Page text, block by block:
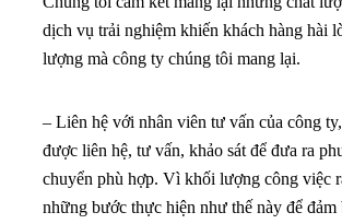
dịch vụ trải nghiệm khiến khách hàng hài
lượng mà công ty chúng tôi mang lại.
– Liên hệ với nhân viên tư vấn của công
được liên hệ, tư vấn, khảo sát để đưa ra
chuyển phù hợp. Vì khối lượng công việc
những bước thực hiện như thế này để đảm